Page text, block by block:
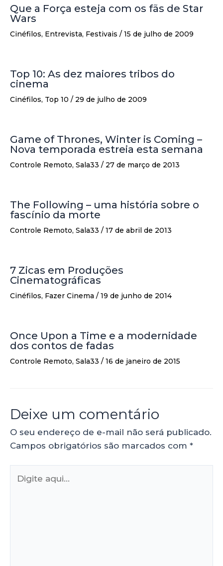
Que a Força esteja com os fãs de Star
Wars
Cinéfilos, Entrevista, Festivais / 15 de julho de 2009
Top 10: As dez maiores tribos do
cinema
Cinéfilos, Top 10 / 29 de julho de 2009
Game of Thrones, Winter is Coming –
Nova temporada estreia esta semana
Controle Remoto, Sala33 / 27 de março de 2013
The Following – uma história sobre o
fascínio da morte
Controle Remoto, Sala33 / 17 de abril de 2013
7 Zicas em Produções
Cinematográficas
Cinéfilos, Fazer Cinema / 19 de junho de 2014
Once Upon a Time e a modernidade
dos contos de fadas
Controle Remoto, Sala33 / 16 de janeiro de 2015
Deixe um comentário
O seu endereço de e-mail não será publicado.
Campos obrigatórios são marcados com *